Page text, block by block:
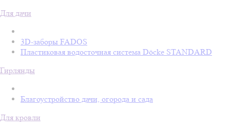
Для дачи
3D-заборы FADOS
Пластиковая водосточная система Döcke STANDARD
Гирлянды
Благоустройство дачи, огорода и сада
Для кровли